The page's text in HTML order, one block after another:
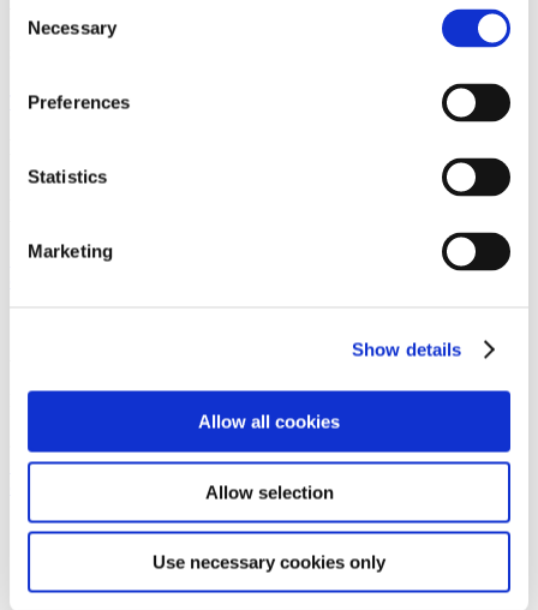
Selection
Necessary
Preferences
Statistics
Marketing
Show details
Allow all cookies
Allow selection
Use necessary cookies only
Vi er et førende dansk advokatfirma med
Tilmeld dig nyheder og arrangementer
+45 33 41 41 41
Prismet
+45 86 20 75 00
contact@gorrissenfederspiel.com
Genveje